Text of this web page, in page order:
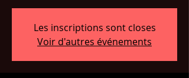
Les inscriptions sont closes
Voir d'autres événements